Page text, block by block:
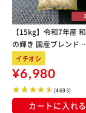
【15kg】令和7年産 和
の輝き 国産ブレンド 5
kg×3袋
イチオシ
¥6,980
(4693)
カートに入れる